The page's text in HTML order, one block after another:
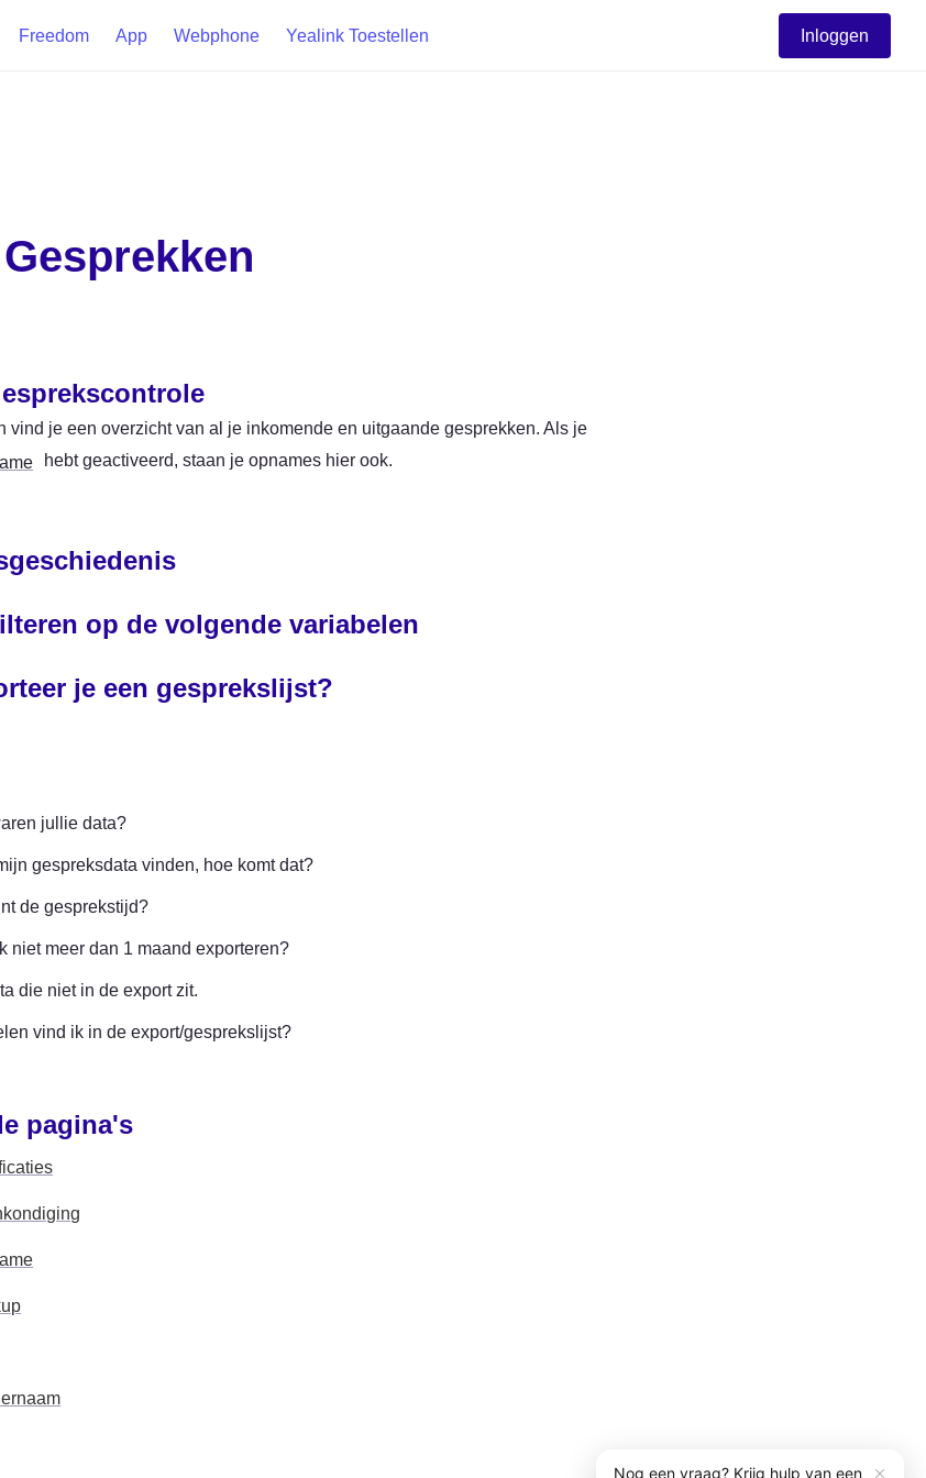
Freedom App Webphone Yealink Toestellen Inloggen
Gesprekken
vind je een overzicht van al je inkomende en uitgaande gesprekken. Als je
hebt geactiveerd, staan je opnames hier ook.
op de volgende variabelen
je een gesprekslijst?
jullie data?
gespreksdata vinden, hoe komt dat?
de gesprekstijd?
niet meer dan 1 maand exporteren?
die niet in de export zit.
vind ik in de export/gesprekslijst?
pagina's